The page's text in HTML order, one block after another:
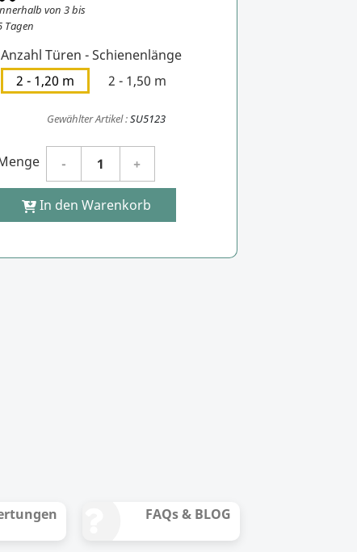
von 3bis
Tagen
Anzahl Türen - Schienenlänge
2 - 1,20 m
2 - 1,50 m
Gewählter Artikel :SU5123
In den Warenkorb
FAQs & BLOG